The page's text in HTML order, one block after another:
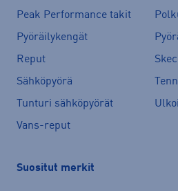
Peak Performance takit
Pyöräilykengät
Reput
Sähköpyörä
Tunturi sähköpyörät
Vans-reput
Suositut merkit